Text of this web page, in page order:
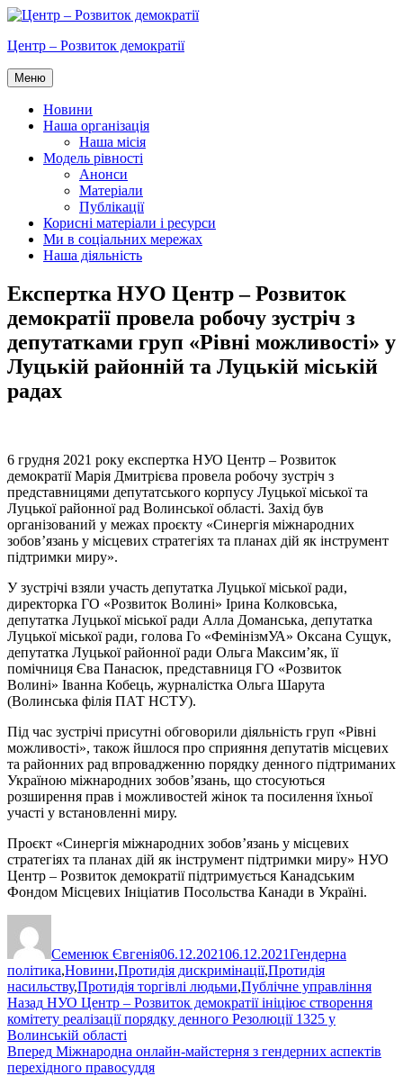
Перейти
вмісту
Центр – Розвиток демократії
Меню
Новини
Наша організація
Наша місія
Модель рівності
Анонси
Матеріали
Публікації
Корисні матеріали і ресурси
Ми в соціальних мережах
Наша діяльність
Експертка НУО Центр – Розвиток
демократії провела робочу зустріч з
депутатками груп «Рівні можливості» у
Луцькій районній та Луцькій міській
радах
6 грудня 2021 року експертка НУО Центр – Розвиток
демократії Марія Дмитрієва провела робочу зустріч з
представницями депутатського корпусу Луцької міської та
Луцької районної рад Волинської області. Захід був
організований у межах проєкту «Синергія міжнародних
зобов’язань у місцевих стратегіях та планах дій як інструмент
підтримки миру».
У зустрічі взяли участь депутатка Луцької міської ради,
директорка ГО «Розвиток Волині» Ірина Колковська,
депутатка Луцької міської ради Алла Доманська, депутатка
Луцької міської ради, голова Го «ФемінізмУА» Оксана Сущук,
депутатка Луцької районної ради Ольга Максим’як, її
помічниця Єва Панасюк, представниця ГО «Розвиток
Волині» Іванна Кобець, журналістка Ольга Шарута
(Волинська філія ПАТ НСТУ).
Під час зустрічі присутні обговорили діяльність груп «Рівні
можливості», також йшлося про сприяння депутатів місцевих
та районних рад впровадженню порядку денного підтриманих
Україною міжнародних зобов’язань, що стосуються
розширення прав і можливостей жінок та посилення їхньої
участі у встановленні миру.
Проєкт «Синергія міжнародних зобов’язань у місцевих
стратегіях та планах дій як інструмент підтримки миру» НУО
Центр – Розвиток демократії підтримується Канадським
Фондом Місцевих Ініціатив Посольства Канади в Україні.
Семенюк Євгенія06.12.202106.12.2021Гендерна
політика,Новини,Протидія дискримінації,Протидія
насильству,Протидія торгівлі людьми,Публічне управління
Навігація
записів
Назад Попередній
запис:
НУО Центр – Розвиток демократії ініціює створення
комітету реалізації порядку денного Резолюції 1325 у
Волинській області
Вперед Наступний
запис:
Міжнародна онлайн-майстерня з гендерних аспектів
перехідного правосуддя